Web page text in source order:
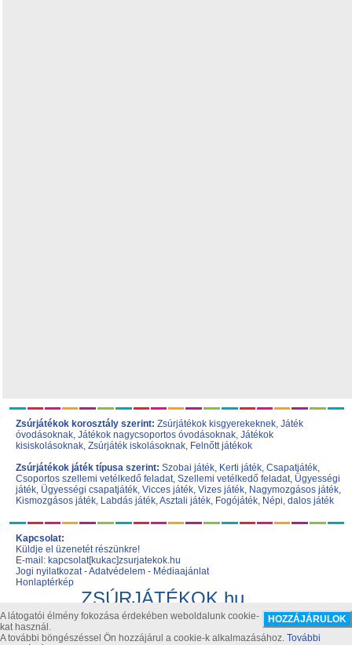
Zsúrjátékok korosztály szerint: Zsúrjátékok kisgyerekeknek, Játék
óvodásoknak, Játékok nagycsoportos óvodásoknak, Játékok
kisiskolásoknak, Zsúrjáték iskolásoknak, Felnőtt játékok
Zsúrjátékok játék típusa szerint: Szobai játék, Kerti játék, Csapatjáték,
Csoportos szellemi vetélkedő feladat, Szellemi vetélkedő feladat, Ügyességi
játék, Ügyességi csapatjáték, Vicces játék, Vizes játék, Nagymozgásos játék,
Kismozgásos játék, Labdás játék,Asztali játék, Fogójáték, Népi, dalos játék
Kapcsolat:
Küldje el üzenetét részünkre!
E-mail: kapcsolat[kukac]zsurjatekok.hu
Jogi nyilatkozat-Adatvédelem - Médiaajánlat
Honlaptérkép
ZSÚRJÁTÉKOK.hu
Szülinapi játékok, zsúr játék, születésnapi zsúr ötletek
A látogatói élmény fokozása érdekében weboldalunk cookie-
kat használ.
A további böngészéssel Ön hozzájárul a cookie-k alkalmazásához. További